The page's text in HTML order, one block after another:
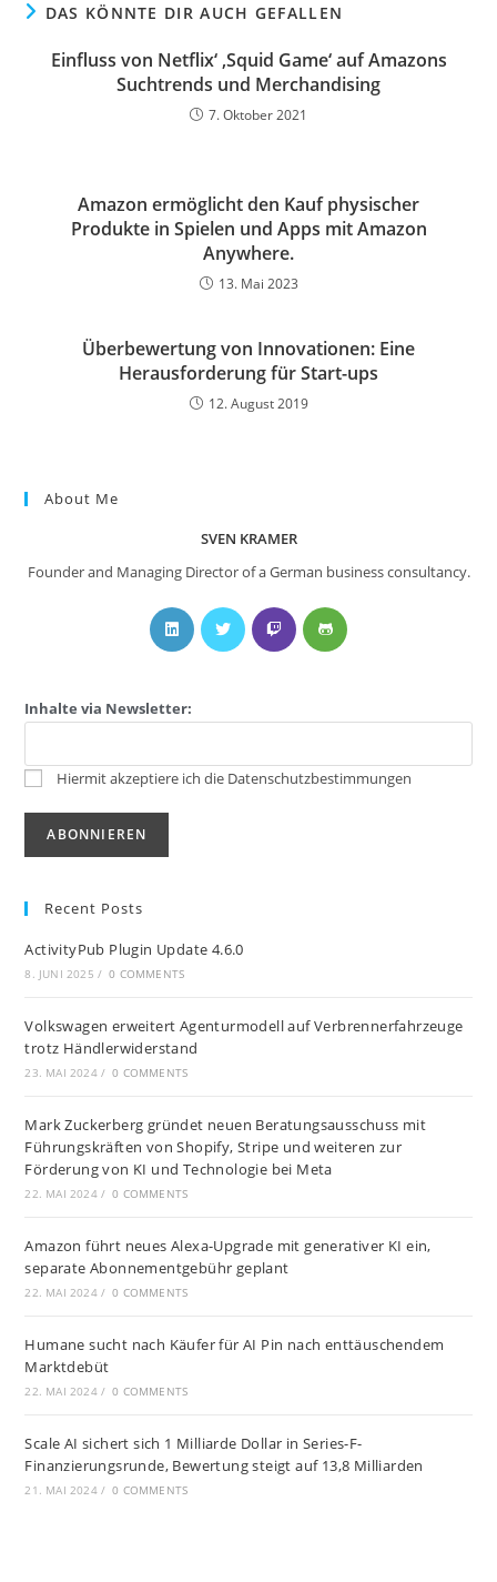
DAS KÖNNTE DIR AUCH GEFALLEN
Einfluss von Netflix‘ ‚Squid Game‘ auf Amazons
Suchtrends und Merchandising
7. Oktober 2021
Amazon ermöglicht den Kauf physischer
Produkte in Spielen und Apps mit Amazon
Anywhere.
13. Mai 2023
Überbewertung von Innovationen: Eine
Herausforderung für Start-ups
12. August 2019
About Me
SVEN KRAMER
Founder and Managing Director of a German business consultancy.
Inhalte via Newsletter:
Hiermit akzeptiere ich die Datenschutzbestimmungen
Recent Posts
ActivityPub Plugin Update 4.6.0
8. JUNI 2025 / 0 COMMENTS
Volkswagen erweitert Agenturmodell auf Verbrennerfahrzeuge
trotz Händlerwiderstand
23. MAI 2024 / 0 COMMENTS
Mark Zuckerberg gründet neuen Beratungsausschuss mit
Führungskräften von Shopify, Stripe und weiteren zur
Förderung von KI und Technologie bei Meta
22. MAI 2024 / 0 COMMENTS
Amazon führt neues Alexa-Upgrade mit generativer KI ein,
separate Abonnementgebühr geplant
22. MAI 2024 / 0 COMMENTS
Humane sucht nach Käufer für AI Pin nach enttäuschendem
Marktdebüt
22. MAI 2024 / 0 COMMENTS
Scale AI sichert sich 1 Milliarde Dollar in Series-F-
Finanzierungsrunde, Bewertung steigt auf 13,8 Milliarden
21. MAI 2024 / 0 COMMENTS